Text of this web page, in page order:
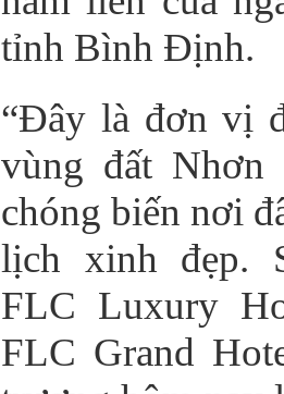
tỉnh Bình Định.
“Đây là đơn vị
vùng đất Nhơn
chóng biến nơi
lịch xinh đẹp.
FLC Luxury
FLC Grand